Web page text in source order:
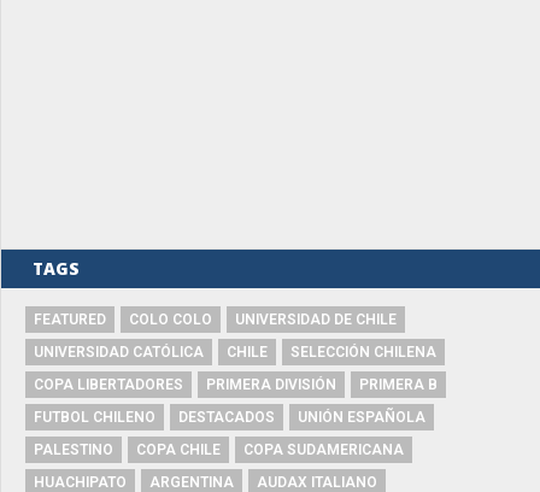
TAGS
FEATURED COLO COLO
UNIVERSIDAD DE CHILE
UNIVERSIDAD CATÓLICA
CHILE
SELECCIÓN CHILENA
COPA LIBERTADORES
PRIMERA DIVISIÓN
PRIMERA B
FUTBOL CHILENO
DESTACADOS
UNIÓN ESPAÑOLA
PALESTINO
COPA CHILE
COPA SUDAMERICANA
HUACHIPATO
ARGENTINA
AUDAX ITALIANO